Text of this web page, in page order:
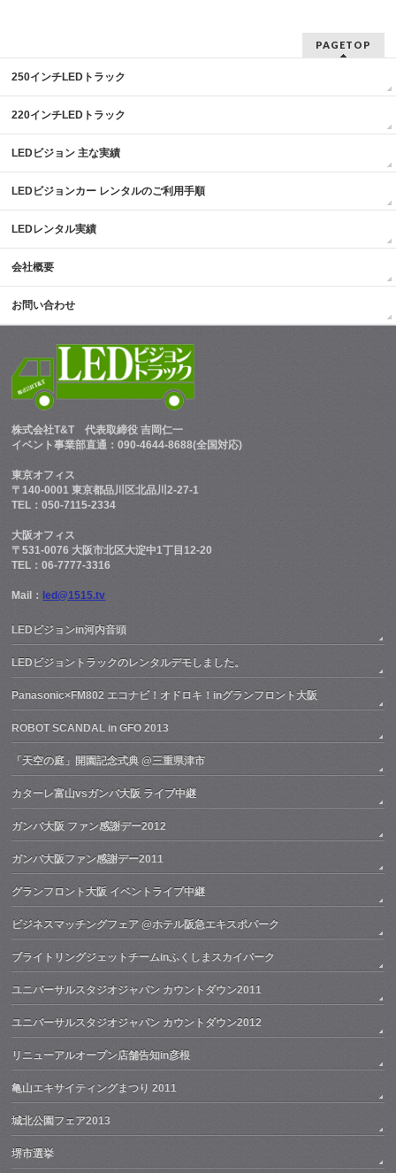
PAGETOP
250インチLEDトラック
220インチLEDトラック
LEDビジョン 主な実績
LEDビジョンカー レンタルのご利用手順
LEDレンタル実績
会社概要
お問い合わせ
株式会社T&T 代表取締役 吉岡仁一
イベント事業部直通：090-4644-8688(全国対応)
東京オフィス
〒140-0001 東京都品川区北品川2-27-1
TEL：050-7115-2334
大阪オフィス
〒531-0076 大阪市北区大淀中1丁目12-20
TEL：06-7777-3316
Mail： led@1515.tv
LEDビジョンin河内音頭
LEDビジョントラックのレンタルデモしました。
Panasonic×FM802 エコナビ！オドロキ！inグランフロント大阪
ROBOT SCANDAL in GFO 2013
「天空の庭」開園記念式典 @三重県津市
カターレ富山vsガンバ大阪 ライブ中継
ガンバ大阪 ファン感謝デー2012
ガンバ大阪ファン感謝デー2011
グランフロント大阪 イベントライブ中継
ビジネスマッチングフェア @ホテル阪急エキスポパーク
ブライトリングジェットチームinふくしまスカイパーク
ユニバーサルスタジオジャパン カウントダウン2011
ユニバーサルスタジオジャパン カウントダウン2012
リニューアルオープン店舗告知in彦根
亀山エキサイティングまつり 2011
城北公園フェア2013
堺市選挙